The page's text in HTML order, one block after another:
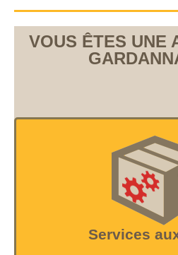
VOUS ÊTES UNE
Services